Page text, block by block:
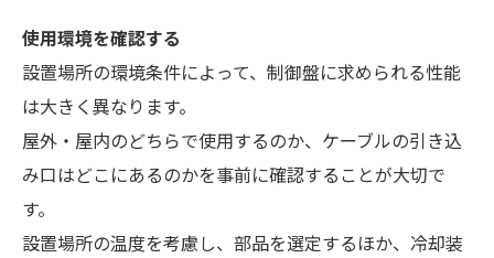
使用環境を確認する
設置場所の環境条件によって、制御盤に求められる性能
は大きく異なります。
屋外・屋内のどちらで使用するのか、ケーブルの引き込
み口はどこにあるのかを事前に確認することが大切で
す。
設置場所の温度を考慮し、部品を選定するほか、冷却装